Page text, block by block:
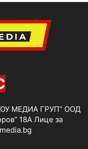
МЕДИА ГРУП” ООД
18А Лице за